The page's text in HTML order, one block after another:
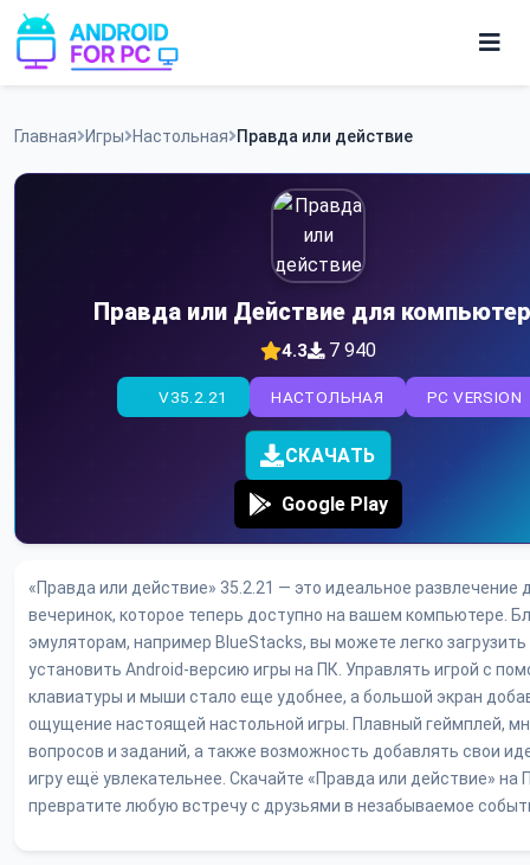
Skip
to
content
Приложения
Главная Игры Настольная Правда или действие
Правда или Действие для
4.3 7 940
PC VERSION
НАСТОЛЬНАЯ
V35.2.21
СКАЧАТЬ
Google Play
«Правда или действие» 35.2.21 — это идеальное развлечение
вечеринок, которое теперь доступно на вашем компьютере.
эмуляторам, например BlueStacks, вы можете легко загрузить
установить Android-версию игры на ПК. Управлять игрой с
клавиатуры и мыши стало еще удобнее, а большой экран
ощущение настоящей настольной игры. Плавный геймплей,
вопросов и заданий, а также возможность добавлять свои
игру ещё увлекательнее. Скачайте «Правда или действие» на
превратите любую встречу с друзьями в незабываемое